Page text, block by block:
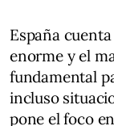
España
enorme y el
fundamental
incluso
pone el foco